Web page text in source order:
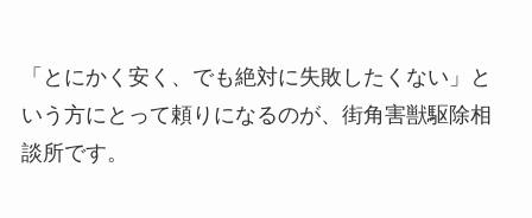
「とにかく安く、でも絶対に失敗したくない」と
いう方にとって頼りになるのが、街角害獣駆除相
談所です。